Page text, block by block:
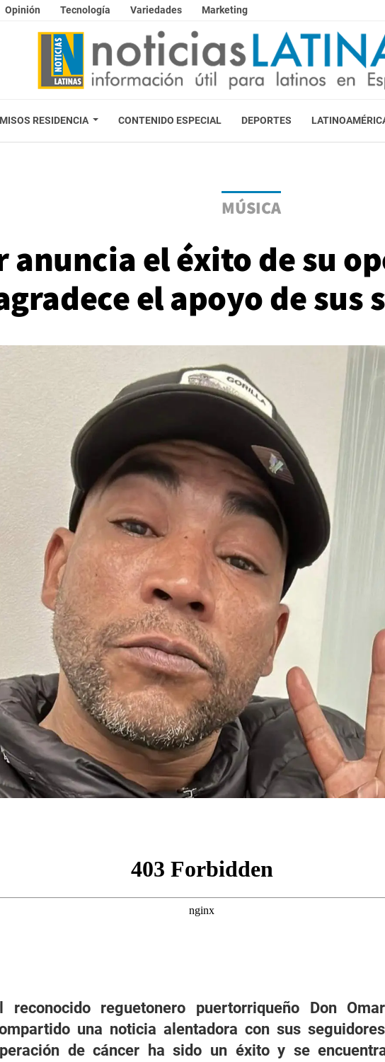
Opinión Tecnología Variedades Marketing
RESIDENCIA CONTENIDO ESPECIAL DEPORTES
MÚSICA
anuncia el éxito de su
el apoyo de sus
reconocido reguetonero puertorriqueño Don
una noticia alentadora con sus
de cáncer ha sido un éxito y se